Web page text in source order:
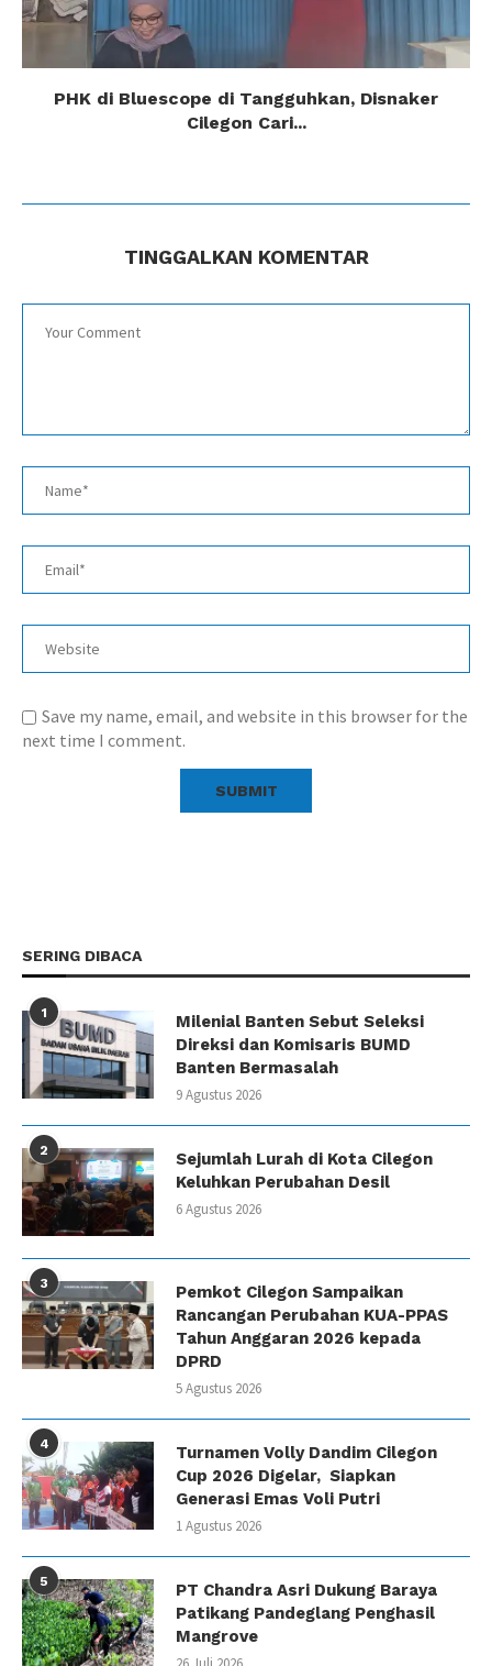
PHK di Bluescope di Tangguhkan, Disnaker
Cilegon Cari...
TINGGALKAN KOMENTAR
Save my name, email, and website in this browser for the
next time I comment.
SERING DIBACA
1
Milenial Banten Sebut Seleksi
Direksi dan Komisaris BUMD
Banten Bermasalah
9 Agustus 2026
2
Sejumlah Lurah di Kota Cilegon
Keluhkan Perubahan Desil
6 Agustus 2026
3
Pemkot Cilegon Sampaikan
Rancangan Perubahan KUA-PPAS
Tahun Anggaran 2026 kepada
DPRD
5 Agustus 2026
4
Turnamen Volly Dandim Cilegon
Cup 2026 Digelar, Siapkan
Generasi Emas Voli Putri
1 Agustus 2026
5
PT Chandra Asri Dukung Baraya
Patikang Pandeglang Penghasil
Mangrove